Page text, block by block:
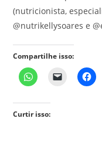
(nutricionista,
@nutrikellysoares e
Compartilhe isso:
Curtir isso: